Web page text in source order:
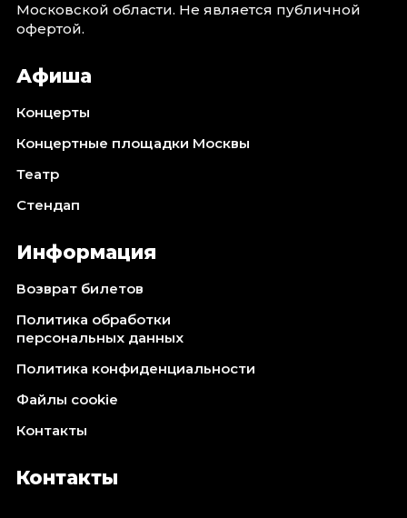
Московской области. Не является публичной
офертой.
Афиша
Концерты
Концертные площадки Москвы
Театр
Стендап
Информация
Возврат билетов
Политика обработки
персональных данных
Политика конфиденциальности
Файлы cookie
Контакты
Контакты